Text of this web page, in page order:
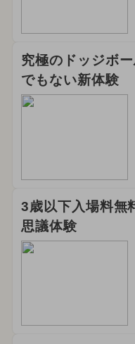
究極のドッジボ
でもない新体験
3歳以下入場料無
思議体験